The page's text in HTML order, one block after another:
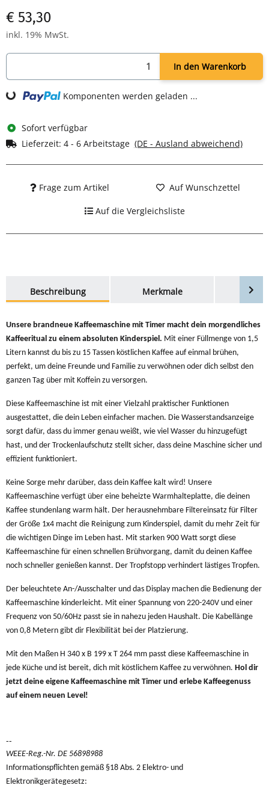
€ 53,30
inkl. 19% MwSt.
In den Warenkorb
Loading... Komponenten werden geladen ...
Sofort verfügbar
Lieferzeit: 4 - 6 Arbeitstage (DE - Ausland abweichend)
Frage zum Artikel Auf Wunschzettel
Auf die Vergleichsliste
Beschreibung
Merkmale
Unsere brandneue Kaffeemaschine mit Timer macht dein morgendliches
Kaffeeritual zu einem absoluten Kinderspiel. Mit einer Füllmenge von 1,5
Litern kannst du bis zu 15 Tassen köstlichen Kaffee auf einmal brühen,
perfekt, um deine Freunde und Familie zu verwöhnen oder dich selbst den
ganzen Tag über mit Koffein zu versorgen.
Diese Kaffeemaschine ist mit einer Vielzahl praktischer Funktionen
ausgestattet, die dein Leben einfacher machen. Die Wasserstandsanzeige
sorgt dafür, dass du immer genau weißt, wie viel Wasser du hinzugefügt
hast, und der Trockenlaufschutz stellt sicher, dass deine Maschine sicher und
effizient funktioniert.
Keine Sorge mehr darüber, dass dein Kaffee kalt wird! Unsere
Kaffeemaschine verfügt über eine beheizte Warmhalteplatte, die deinen
Kaffee stundenlang warm hält. Der herausnehmbare Filtereinsatz für Filter
der Größe 1x4 macht die Reinigung zum Kinderspiel, damit du mehr Zeit für
die wichtigen Dinge im Leben hast. Mit starken 900 Watt sorgt diese
Kaffeemaschine für einen schnellen Brühvorgang, damit du deinen Kaffee
noch schneller genießen kannst. Der Tropfstopp verhindert lästiges Tropfen.
Der beleuchtete An-/Ausschalter und das Display machen die Bedienung der
Kaffeemaschine kinderleicht. Mit einer Spannung von 220-240V und einer
Frequenz von 50/60Hz passt sie in nahezu jeden Haushalt. Die Kabellänge
von 0,8 Metern gibt dir Flexibilität bei der Platzierung.
Mit den Maßen H 340 x B 199 x T 264 mm passt diese Kaffeemaschine in
jede Küche und ist bereit, dich mit köstlichem Kaffee zu verwöhnen. Hol dir
jetzt deine eigene Kaffeemaschine mit Timer und erlebe Kaffeegenuss
auf einem neuen Level!
--
WEEE-Reg.-Nr. DE 56898988
Informationspflichten gemäß §18 Abs. 2 Elektro- und
Elektronikgerätegesetz: